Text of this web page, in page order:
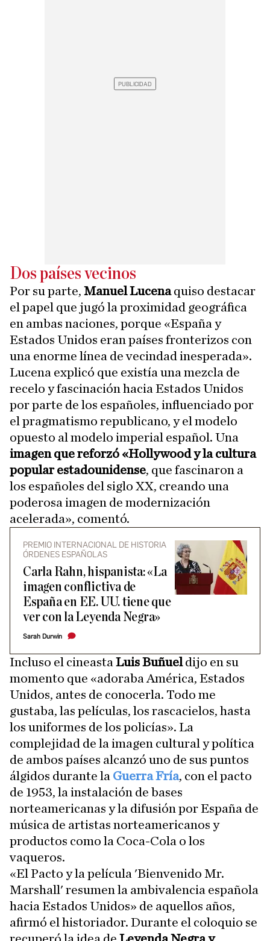
Dos países vecinos
Por su parte, Manuel Lucenaquiso destacar
el papel que jugó la proximidad geográfica
en ambas naciones, porque «España y
Estados Unidos eran países fronterizos con
una enorme línea de vecindad inesperada».
Lucena explicó que existía una mezcla de
recelo y fascinación hacia Estados Unidos
por parte de los españoles, influenciado por
el pragmatismo republicano, y el modelo
opuesto al modelo imperial español. Una
imagen que reforzó «Hollywood y la cultura
popular estadounidense, que fascinaron a
los españoles del siglo XX, creando una
poderosa imagen de modernización
acelerada», comentó.
PREMIO INTERNACIONAL DE HISTORIA
ÓRDENES ESPAÑOLAS
Carla Rahn, hispanista: «La
imagen conflictiva de
España en EE. UU. tiene que
ver con la Leyenda Negra»
Sarah Durwin
Incluso el cineasta Luis Buñueldijo en su
momento que «adoraba América, Estados
Unidos, antes de conocerla. Todo me
gustaba, las películas, los rascacielos, hasta
los uniformes de los policías». La
complejidad de la imagen cultural y política
de ambos países alcanzó uno de sus puntos
álgidos durante la Guerra Fría, con el pacto
de 1953, la instalación de bases
norteamericanas y la difusión por España de
música de artistas norteamericanos y
productos como la Coca-Cola o los
vaqueros.
«El Pacto y la película 'Bienvenido Mr.
Marshall' resumen la ambivalencia española
hacia Estados Unidos» de aquellos años,
afirmó el historiador. Durante el coloquio se